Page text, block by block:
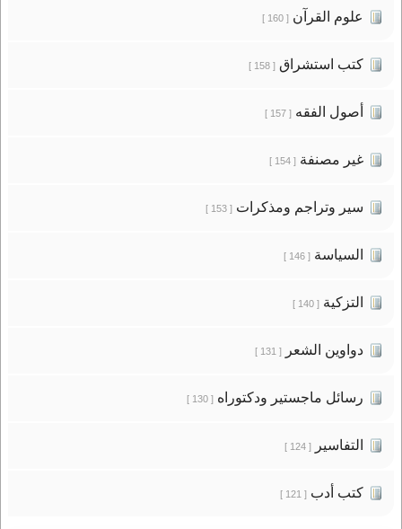
علوم القرآن[ 160 ]
كتب استشراق[ 158 ]
أصول الفقه[ 157 ]
غير مصنفة[ 154 ]
سير وتراجم ومذكرات[ 153 ]
السياسة[ 146 ]
التزكية[ 140 ]
دواوين الشعر[ 131 ]
رسائل ماجستير ودكتوراه[ 130 ]
التفاسير[ 124 ]
كتب أدب[ 121 ]